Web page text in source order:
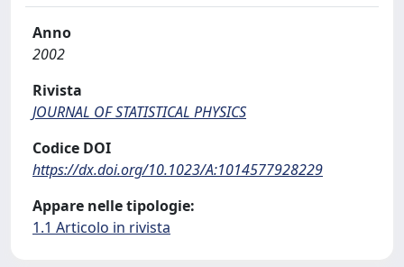
Anno
2002
Rivista
JOURNAL OF STATISTICAL PHYSICS
Codice DOI
https://dx.doi.org/10.1023/A:1014577928229
Appare nelle tipologie:
1.1 Articolo in rivista